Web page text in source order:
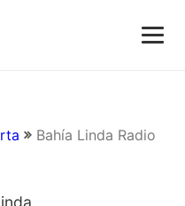
Bahía Linda Radio